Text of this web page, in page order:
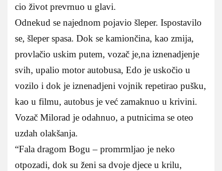
cio život prevrnuo u glavi.
Odnekud se najednom pojavio šleper. Ispostavilo
se, šleper spasa. Dok se kamiončina, kao zmija,
provlačio uskim putem, vozač je,na iznenadjenje
svih, upalio motor autobusa, Edo je uskočio u
vozilo i dok je iznenadjeni vojnik repetirao pušku,
kao u filmu, autobus je već zamaknuo u krivini.
Vozač Milorad je odahnuo, a putnicima se oteo
uzdah olakšanja.
“Fala dragom Bogu – promrmljao je neko
otpozadi, dok su ženi sa dvoje djece u krilu,